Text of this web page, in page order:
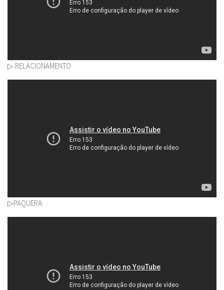
▷ RELACIONAMENTO:
▷PAQUERA: